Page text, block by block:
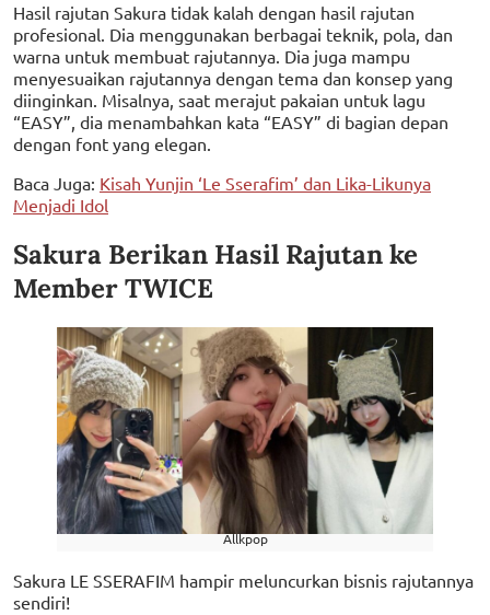
Hasil rajutan Sakura tidak kalah dengan hasil rajutan
profesional. Dia menggunakan berbagai teknik, pola, dan
warna untuk membuat rajutannya. Dia juga mampu
menyesuaikan rajutannya dengan tema dan konsep yang
diinginkan. Misalnya, saat merajut pakaian untuk lagu
“EASY”, dia menambahkan kata “EASY” di bagian depan
dengan font yang elegan.
Baca Juga: Kisah Yunjin ‘Le Sserafim’ dan Lika-Likunya
Menjadi Idol
Sakura Berikan Hasil Rajutan ke
Member TWICE
Allkpop
Sakura LE SSERAFIM hampir meluncurkan bisnis rajutannya
sendiri!